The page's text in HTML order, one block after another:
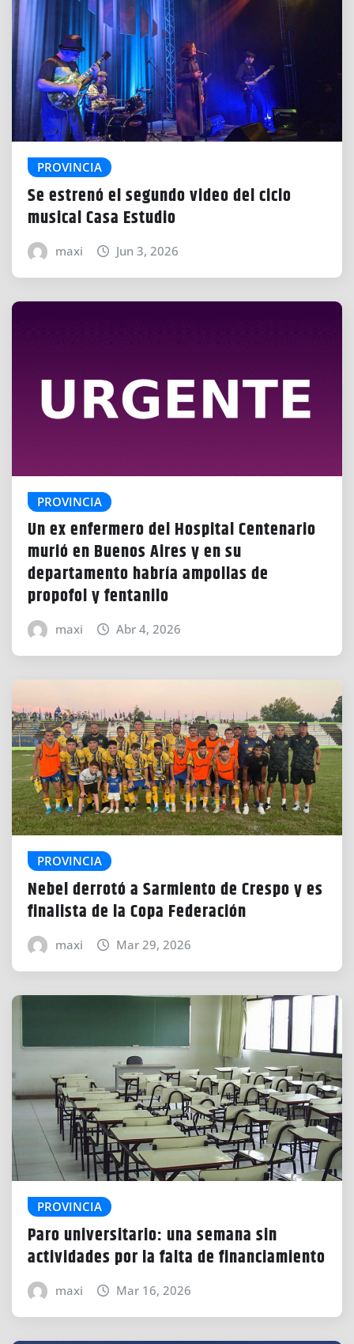
PROVINCIA
Se estrenó el segundo video del ciclo
musical Casa Estudio
maxi Jun 3, 2026
PROVINCIA
Un ex enfermero del Hospital Centenario
murió en Buenos Aires y en su
departamento habría ampollas de
propofol y fentanilo
maxi Abr 4, 2026
PROVINCIA
Nebel derrotó a Sarmiento de Crespo y es
finalista de la Copa Federación
maxi Mar 29, 2026
PROVINCIA
Paro universitario: una semana sin
actividades por la falta de financiamiento
maxi Mar 16, 2026